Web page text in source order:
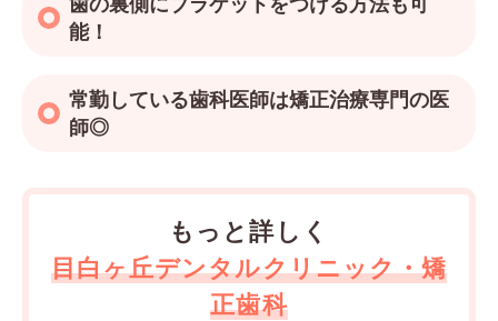
能！
常勤している歯科医師は矯正治療専門の医
師◎
もっと詳しく
目白ヶ丘デンタルクリニック・矯
正歯科